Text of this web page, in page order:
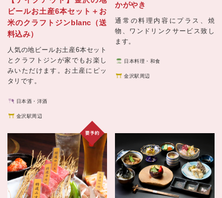
ビールお土産6本セット＋お
米のクラフトジンblanc（送
料込み）
人気の地ビールお土産6本セット
とクラフトジンが家でもお楽し
みいただけます。お土産にピッ
タリです。
日本酒・洋酒
金沢駅周辺
かがやき
通常の料理内容にプラス、焼
物、ワンドリンクサービス致し
ます。
日本料理・和食
金沢駅周辺